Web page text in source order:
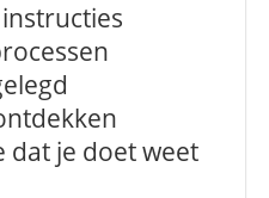
dat je doet weet